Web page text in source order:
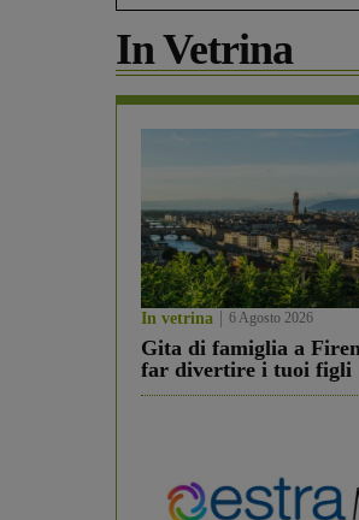
In Vetrina
In vetrina 6 Agosto 2026
Gita di famiglia a
far divertire i tuoi figli